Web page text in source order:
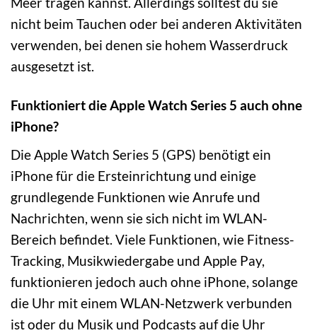
nicht beim Tauchen oder bei anderen Aktivitäten
verwenden, bei denen sie hohem Wasserdruck
ausgesetzt ist.
Funktioniert die Apple Watch Series 5 auch ohne
iPhone?
Die Apple Watch Series 5 (GPS) benötigt ein
iPhone für die Ersteinrichtung und einige
grundlegende Funktionen wie Anrufe und
Nachrichten, wenn sie sich nicht im WLAN-
Bereich befindet. Viele Funktionen, wie Fitness-
Tracking, Musikwiedergabe und Apple Pay,
funktionieren jedoch auch ohne iPhone, solange
die Uhr mit einem WLAN-Netzwerk verbunden
ist oder du Musik und Podcasts auf die Uhr